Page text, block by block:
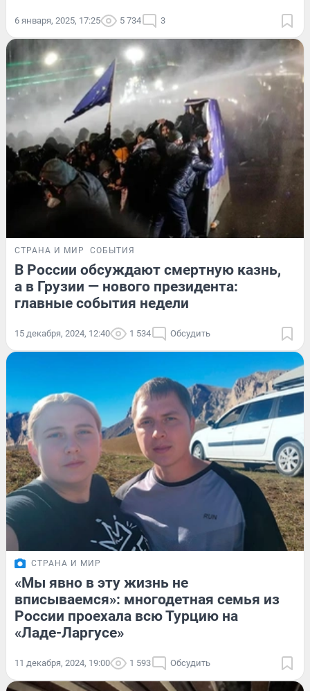
6 января, 2025, 17:25 5 734 3
СТРАНА И МИР СОБЫТИЯ
В России обсуждают смертную казнь,
а в Грузии — нового президента:
главные события недели
15 декабря, 2024, 12:40 1 534 Обсудить
СТРАНА И МИР
«Мы явно в эту жизнь не
вписываемся»: многодетная семья из
России проехала всю Турцию на
«Ладе-Ларгусе»
11 декабря, 2024, 19:00 1 593 Обсудить